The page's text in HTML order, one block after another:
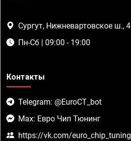
Сургут, Нижневартовское ш., 4
Пн-Сб | 09:00 - 19:00
Контакты
Telegram: @EuroCT_bot
Max: Евро Чип Тюнинг
https://vk.com/euro_chip_tuning